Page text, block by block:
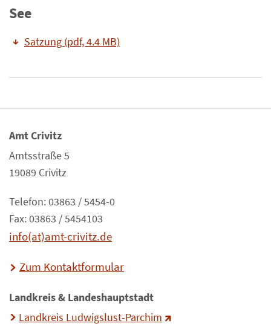
See
Satzung (pdf, 4.4 MB)
Amt Crivitz
Amtsstraße 5
19089 Crivitz
Telefon: 03863 / 5454-0
Fax: 03863 / 5454103
info(at)amt-crivitz.de
Zum Kontaktformular
Landkreis & Landeshauptstadt
Landkreis Ludwigslust-Parchim